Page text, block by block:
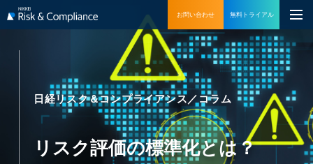
お問い合わせ 無料トライアル
日経リスク＆コンプライアンス／コラム
リスク評価の標準化とは？